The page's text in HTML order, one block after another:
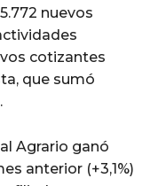
nuevos
cotizantes
que sumó
Agrario ganó
anterior (+3,1%)